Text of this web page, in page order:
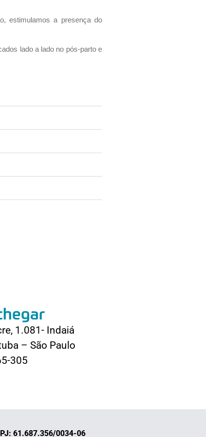
estimulamos a presença do
lado a lado no pós-parto e
1.081- Indaiá
– São Paulo
305
61.687.356/0034-06